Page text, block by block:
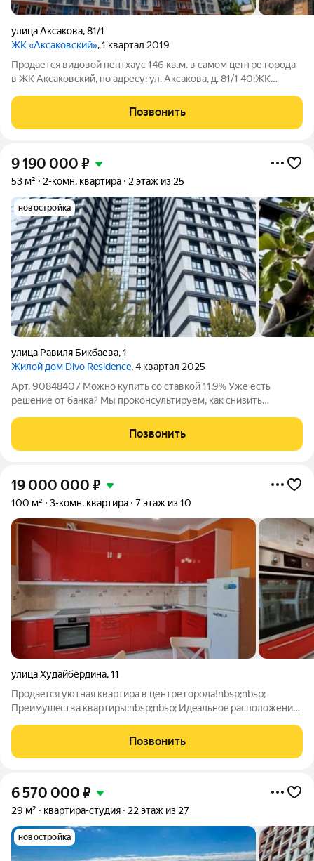
улица Аксакова,81/1
ЖК «Аксаковский», 1 квартал 2019
Продается видовой пентхаус 146 кв.м. в самом центре города
в ЖК Аксаковский, по адресу: ул. Аксакова, д. 81/1 40;ЖК
Панорамный вид на город, реку. Планировка: большая
гостиная, кухня, три просторные
Позвонить
9 190 000 ₽
53 м² 2-комн. квартира 2 этаж из 25
новостройка
улица Равиля Бикбаева,1
Жилой дом Divo Residence, 4 квартал 2025
Арт. 90848407 Можно купить со ставкой 11,9% Уже есть
решение от банка? Мы проконсультируем, как снизить
по адресу: ул. этажность. Общая площадь 54,00 м2. Дом
располагается в экологически-чистом
Позвонить
19 000 000 ₽
100 м² 3-комн. квартира 7 этаж из 10
улица Худайбердина,11
Продаeтся уютнaя квaртира в центрe гоpода!nbsp;nbsp;
Пpеимущecтва квaртиpы:nbsp;nbsp; Идeaльнoe располoжение
доcтупнoсти.nbsp;nbsp; Пpоcтopная планирoвка комфoртное
жилoe простpанcтво с удoбнoй
Позвонить
6 570 000 ₽
29 м² квартира-студия 22 этаж из 27
новостройка